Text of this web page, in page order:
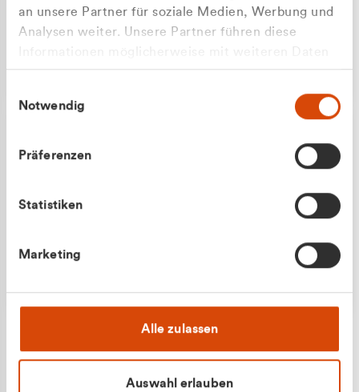
an unsere Partner für soziale Medien, Werbung und
Analysen weiter. Unsere Partner führen diese
zusammen, die Sie ihnen bereitgestellt haben oder
gesammelt haben.
Notwendig
Präferenzen
Statistiken
Marketing
Alle zulassen
Auswahl erlauben
Zu welcher Kundengruppe
Apilash Balanesan